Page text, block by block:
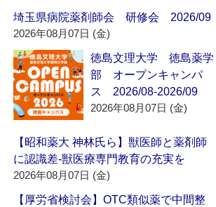
埼玉県病院薬剤師会 研修会 2026/09
2026年08月07日 (金)
徳島文理大学 徳島薬学
部 オープンキャンパ
ス 2026/08-2026/09
2026年08月07日 (金)
【昭和薬大 神林氏ら】獣医師と薬剤師
に認識差‐獣医療専門教育の充実を
2026年08月07日 (金)
【厚労省検討会】OTC類似薬で中間整